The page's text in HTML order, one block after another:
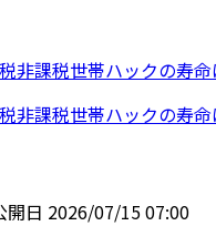
非課税世帯ハックの寿命
非課税世帯ハックの寿命
開日 2026/07/15 07:00